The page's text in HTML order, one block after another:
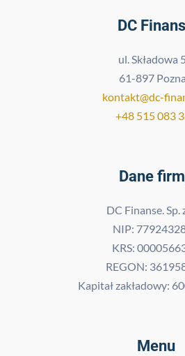
DC
ul. Składowa
61-897
kontakt@dc-
+48 515 083
Dane
DC Finanse. Sp.
NIP:
KRS:
REGON:
Kapitał zakładowy:
Menu